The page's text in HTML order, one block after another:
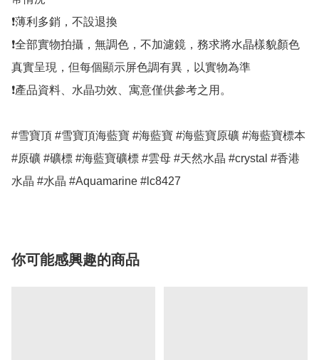
❗薄利多銷，不設退換
❗全部實物拍攝，無調色，不加濾鏡，務求將水晶樣貌顏色
真實呈現，但每個顯示屏色調有異，以實物為準
❗產品資料、水晶功效、寓意僅供參考之用。
#雪寶頂 #雪寶頂海藍寶 #海藍寶 #海藍寶原礦 #海藍寶標本
#原礦 #礦標 #海藍寶礦標 #雲母 #天然水晶 #crystal #香港
水晶 #水晶 #Aquamarine #lc8427
你可能感興趣的商品